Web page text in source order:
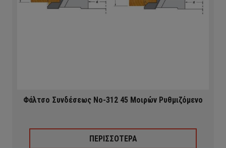
Φάλτσο Συνδέσεως Νο-312 45 Μοιρών Ρυθμιζόμενο
ΠΕΡΙΣΣΟΤΕΡΑ